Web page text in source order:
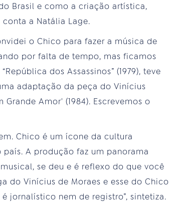
Brasil e como a criação artística,
a Natália Lage.
o Chico para fazer a música de
por falta de tempo, mas ficamos
dos Assassinos” (1979), teve
adaptação da peça do Vinícius
Amor' (1984). Escrevemos o
Chico é um ícone da cultura
A produção faz um panorama
se deu e é reflexo do que você
do Vinícius de Moraes e esse do Chico
jornalístico nem de registro”, sintetiza.